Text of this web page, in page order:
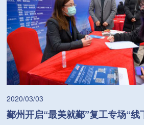
2020/03/03
鄞州开启“最美就鄞”复工专场“